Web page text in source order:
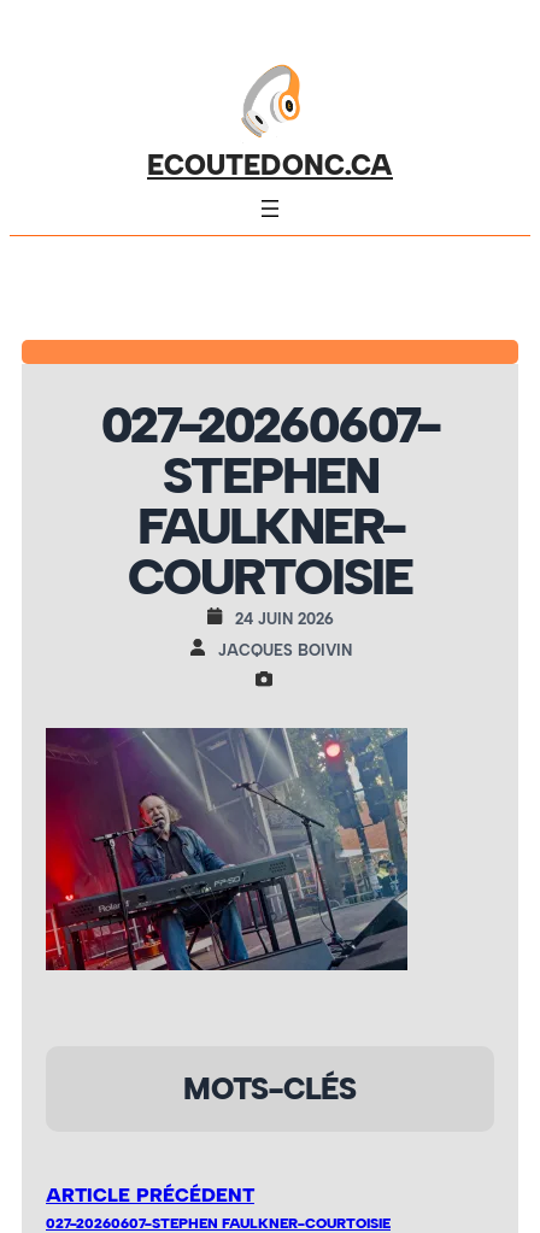
ECOUTEDONC.CA
027-20260607-
STEPHEN
FAULKNER-
COURTOISIE
24 JUIN 2026
JACQUES BOIVIN
MOTS-CLÉS
ARTICLE PRÉCÉDENT
027-20260607-STEPHEN FAULKNER-COURTOISIE